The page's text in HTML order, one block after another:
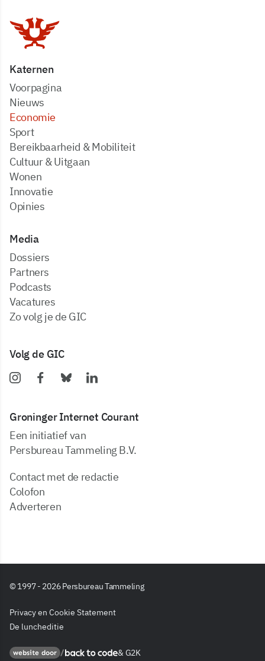
Katernen
Voorpagina
Nieuws
Economie
Sport
Bereikbaarheid & Mobiliteit
Cultuur & Uitgaan
Wonen
Innovatie
Opinies
Media
dossiers
partners
podcasts
vacatures
zo volg je de GIC
Volg de GIC
Groninger Internet Courant
Een initiatief van
Persbureau Tammeling B.V.
Contact met de redactie
Colofon
Adverteren
© 1997 - 2026 Persbureau Tammeling
Privacy en Cookie Statement
De luncheditie
website doorBack to code & G2K